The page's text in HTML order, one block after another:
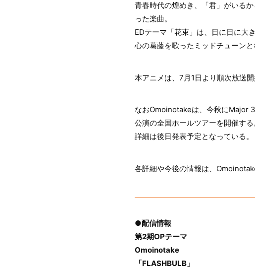
青春時代の煌めき、「君」がいる
った楽曲。
EDテーマ「花束」は、日に日に大
心の葛藤を歌ったミッドチューンと
本アニメは、7月1日より順次放送開
なおOmoinotakeは、今秋にMajor
公演の全国ホールツアーを開催す
詳細は後日発表予定となっている。
各詳細や今後の情報は、
●配信情報
第2期OPテーマ
Omoinotake
「FLASHBULB」